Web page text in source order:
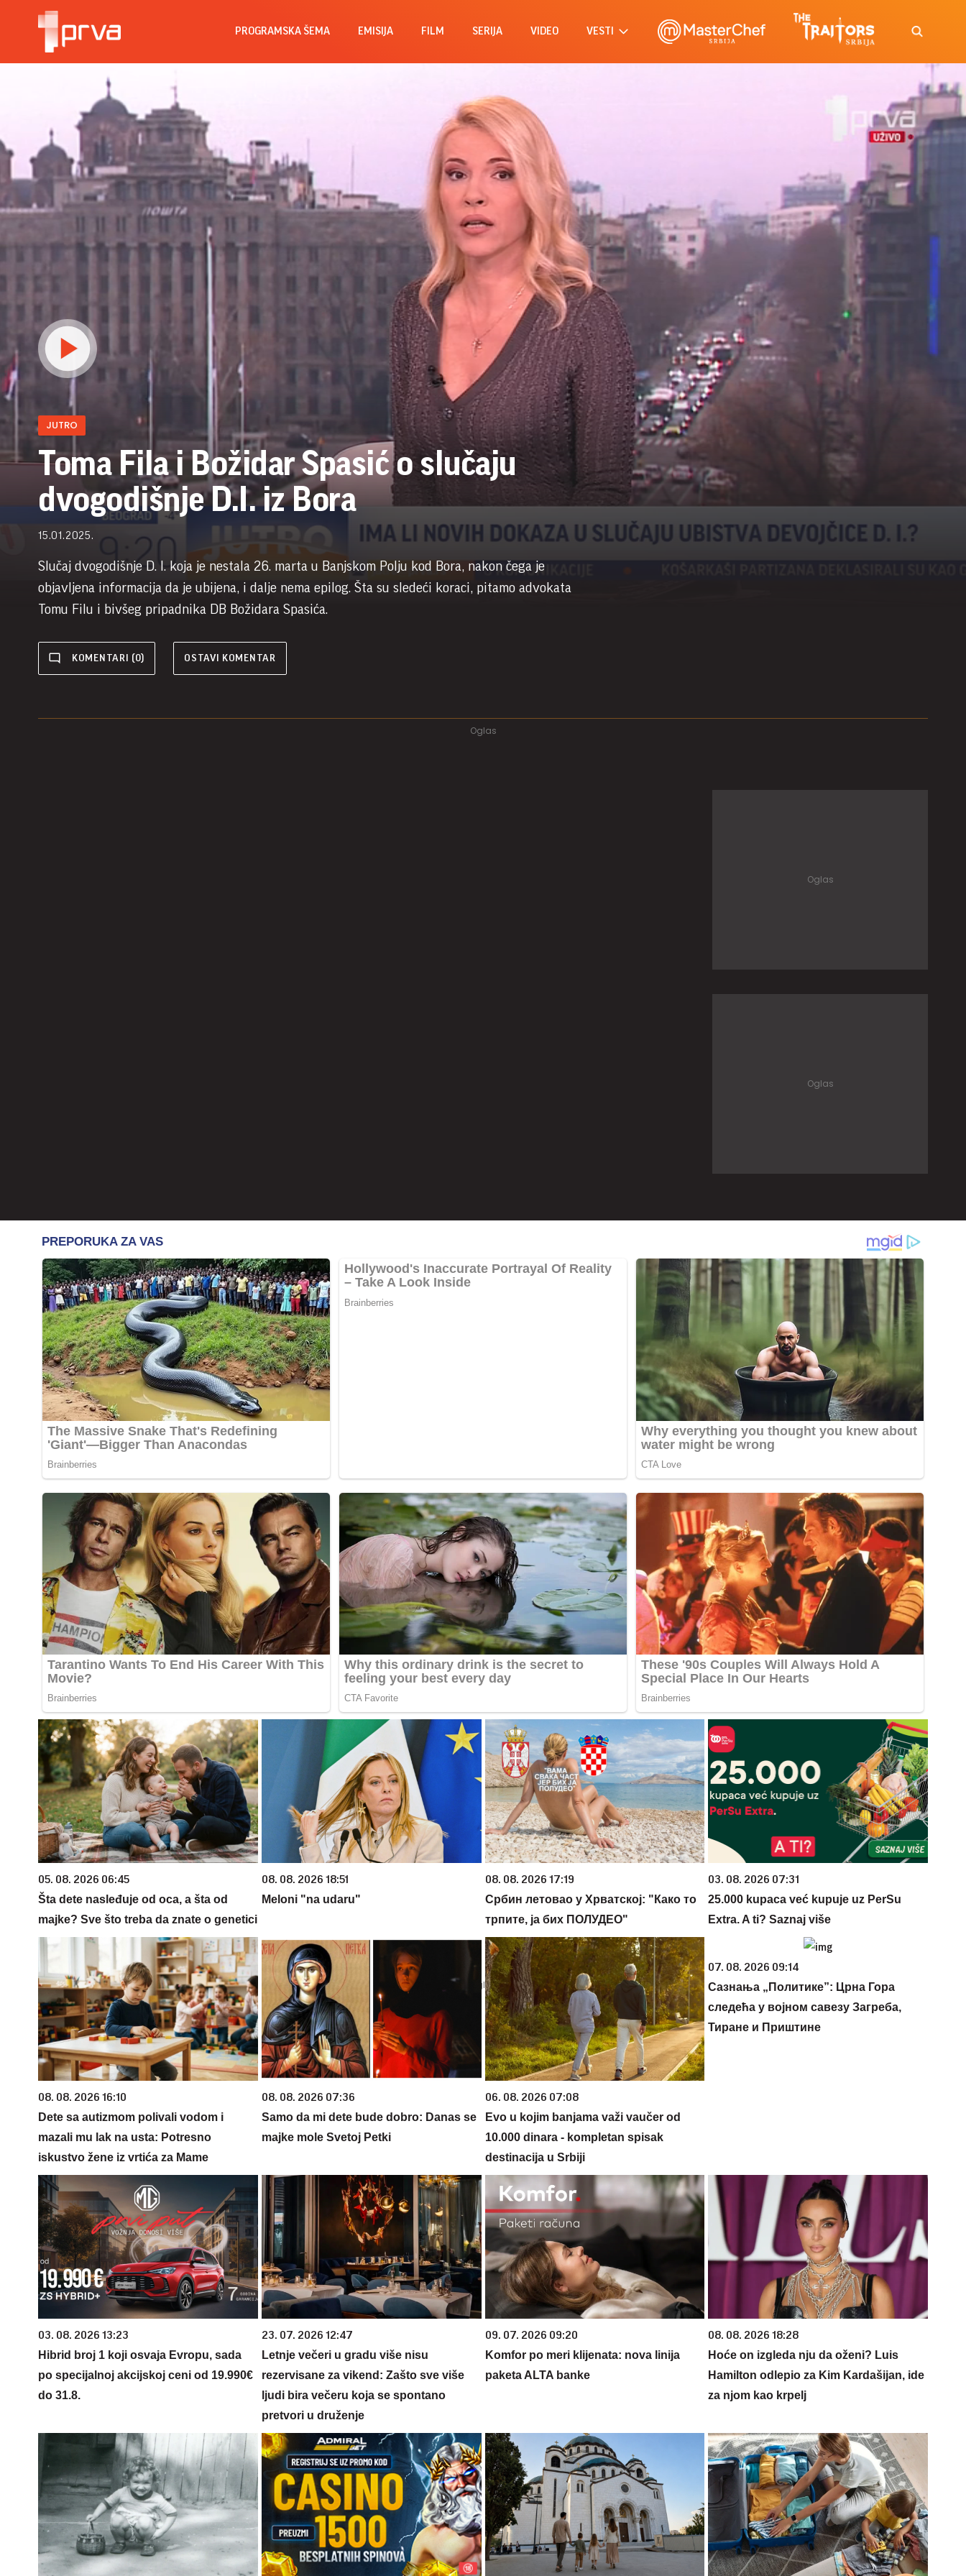
PROGRAMSKA ŠEMA EMISIJA FILM SERIJA VIDEO VESTI
JUTRO
Toma Fila i Božidar Spasić o slučaju
dvogodišnje D.I. iz Bora
15.01.2025.
Slučaj dvogodišnje D. I. koja je nestala 26. marta u Banjskom Polju kod Bora, nakon čega je
objavljena informacija da je ubijena, i dalje nema epilog. Šta su sledeći koraci, pitamo advokata
Tomu Filu i bivšeg pripadnika DB Božidara Spasića.
KOMENTARI (0) OSTAVI KOMENTAR
05. 08. 2026 06:45
Šta dete nasleđuje od oca, a šta od
majke? Sve što treba da znate o genetici
08. 08. 2026 18:51
Meloni "na udaru"
08. 08. 2026 17:19
Србин летовао у Хрватској: "Како то
трпите, ја бих ПОЛУДЕО"
03. 08. 2026 07:31
25.000 kupaca već kupuje uz PerSu
Extra. A ti? Saznaj više
08. 08. 2026 16:10
Dete sa autizmom polivali vodom i
mazali mu lak na usta: Potresno
iskustvo žene iz vrtića za Mame
08. 08. 2026 07:36
Samo da mi dete bude dobro: Danas se
majke mole Svetoj Petki
06. 08. 2026 07:08
Evo u kojim banjama važi vaučer od
10.000 dinara - kompletan spisak
destinacija u Srbiji
07. 08. 2026 09:14
Сазнања „Политике”: Црна Гора
следећа у војном савезу Загреба,
Тиране и Приштине
03. 08. 2026 13:23
Hibrid broj 1 koji osvaja Evropu, sada
po specijalnoj akcijskoj ceni od 19.990€
do 31.8.
23. 07. 2026 12:47
Letnje večeri u gradu više nisu
rezervisane za vikend: Zašto sve više
ljudi bira večeru koja se spontano
pretvori u druženje
09. 07. 2026 09:20
Komfor po meri klijenata: nova linija
paketa ALTA banke
08. 08. 2026 18:28
Hoće on izgleda nju da oženi? Luis
Hamilton odlepio za Kim Kardašijan, ide
za njom kao krpelj